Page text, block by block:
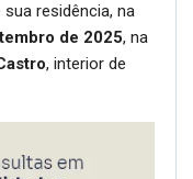
residência, na
de 2025, na
, interior de